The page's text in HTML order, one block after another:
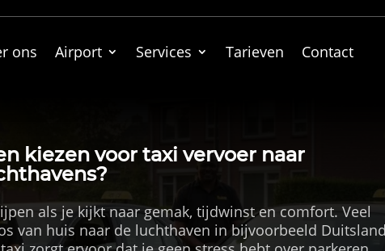
ons Airport Services Tarieven Contact
kiezen voor taxi vervoer naar
als je kijkt naar gemak, tijdwinst en comfort. Veel
van huis naar de luchthaven in bijvoorbeeld